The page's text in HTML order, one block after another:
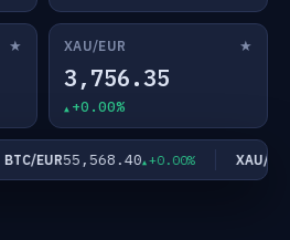
★ XAU/EUR ★
3,756.35
+0.00%
BTC/EUR55,568.40 +0.00% XAU/EUR